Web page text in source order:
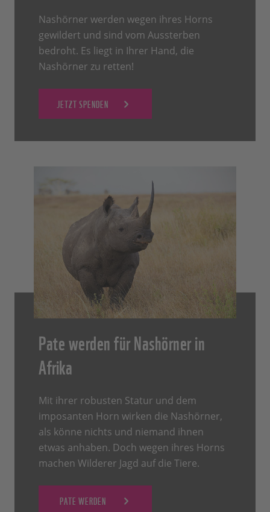
Nashörner werden wegen ihres Horns
gewildert und sind vom Aussterben
bedroht. Es liegt in Ihrer Hand, die
Nashörner zu retten!
JETZT SPENDEN
Pate werden für Nashörner in
Afrika
Mit ihrer robusten Statur und dem
imposanten Horn wirken die Nashörner,
als könne nichts und niemand ihnen
etwas anhaben. Doch wegen ihres Horns
machen Wilderer Jagd auf die Tiere.
PATE WERDEN